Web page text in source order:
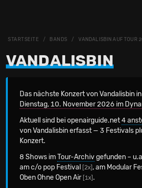
STARTSEITE BANDS VANDALISBIN AUF TOUR
VANDALISBIN
Das nächste Konzert von Vandalisbin
Dienstag, 10. November 2026 im
Aktuell sind bei openairguide.net4
von Vandalisbin erfasst — 3 Festivals
Konzert.
8 Shows imTour-Archivgefunden –
am c/o pop Festival
[2x] , am Modular
Oben Ohne Open Air [1x] .